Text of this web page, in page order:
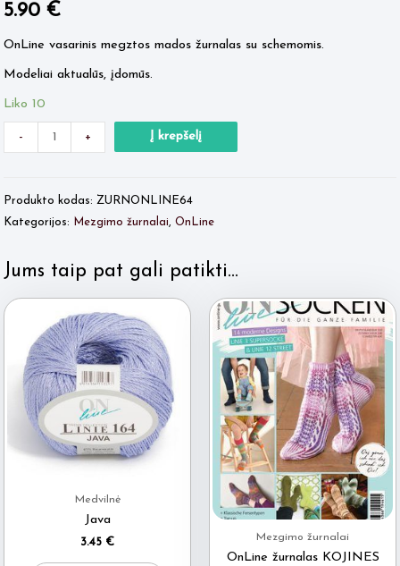
5.90 €
OnLine vasarinis megztos mados žurnalas su schemomis.
Modeliai aktualūs, įdomūs.
Liko 10
Quantity
-
produkto
Nr.64
Quantity
+ Į krepšelį
Produkto kodas: ZURNONLINE64
Kategorijos:
Mezgimo žurnalai OnLine
Jums taip pat gali patikti…
Medvilnė
Java
3.45 € Mezgimo žurnalai
OnLine žurnalas KOJINES